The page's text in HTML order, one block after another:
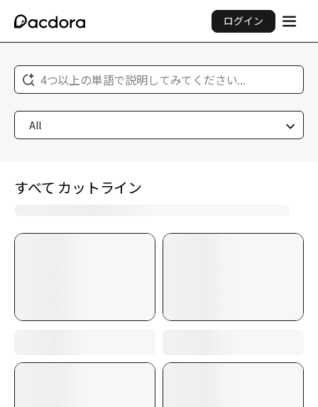
ログイン
4つ以上の単語で説明してみてください...
All
すべて カットライン